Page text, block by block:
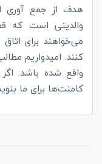
هدف از جمع آوری
والدینی است که
می‌خواهند برای اتاق
کنند. امیدواریم
واقع شده باشد.
کامنت‌ها برای ما